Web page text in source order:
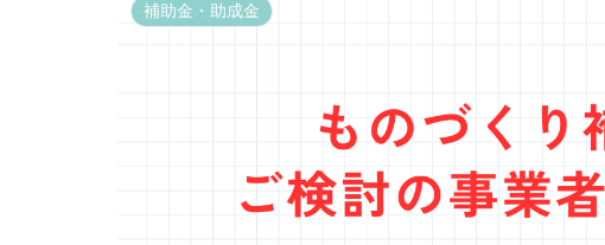
補助金・助成金